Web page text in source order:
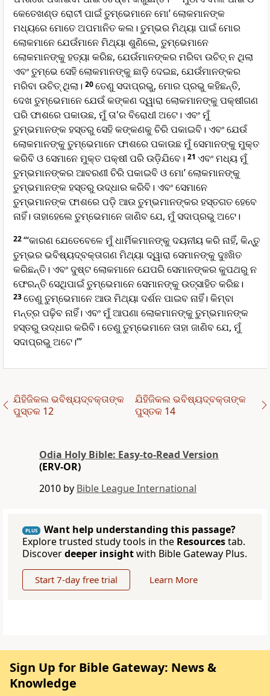
କେତେଖଣ୍ଡ ରୋଟୀ ପାଇଁ ତୁମ୍ଭେମାନେ ମୋ’ ଲୋକମାନଙ୍କ
ମଧ୍ୟରେ ମୋତେ ଅପମାନିତ କଲ। ତୁମ୍ଭର ମିଥ୍ୟା ପାଇଁ ମୋର
ଲୋକମାନେ ଯେଉଁମାନେ ମିଥ୍ୟା ଶୁଣିଲେ, ତୁମ୍ଭେମାନେ
ଲୋକମାନଙ୍କୁ ହତ୍ୟା କରିଛ, ଯେଉଁମାନଙ୍କର ମରିବା ଉଚିତ୍ ନ ଥିଲା
ଏବଂ ତୁମ୍ଭେ ସେହି ଲୋକମାନଙ୍କୁ ଛାଡ଼ି ଦେଇଛ, ଯେଉଁମାନଙ୍କର
ମରିବା ଉଚିତ୍ ଥିଲା। 20ତେଣୁ ସଦାପ୍ରଭୁ, ମୋର ପ୍ରଭୁ କହିଛନ୍ତି,
ଦେଖ ତୁମ୍ଭେମାନେ ଯେଉଁ କଙ୍କଣ ଦ୍ୱାରା ଲୋକମାନଙ୍କୁ ପକ୍ଷୀଗଣ
ପରି ଫାଶରେ ପକାଉଛ, ମୁଁ ତା'ର ବିରୋଧୀ ଅଟେ। ଏବଂ ମୁଁ
ତୁମ୍ଭମାନଙ୍କ ହସ୍ତରୁ ସେହି କଙ୍କଣକୁ ଚିରି ପକାଇବି। ଏବଂ ଯେଉଁ
ଲୋକମାନଙ୍କୁ ତୁମ୍ଭେମାନେ ଫାଶରେ ପକାଉଛ ମୁଁ ସେମାନଙ୍କୁ ମୁକ୍ତ
କରିବି ଓ ସେମାନେ ମୁକ୍ତ ପକ୍ଷୀ ପରି ଉଡ଼ିଯିବେ। 21 ଏବଂ ମଧ୍ୟ ମୁଁ
ତୁମ୍ଭମାନଙ୍କର ଆବରଣୀ ଚିରି ପକାଇବି ଓ ମୋ’ ଲୋକମାନଙ୍କୁ
ତୁମ୍ଭମାନଙ୍କ ହସ୍ତରୁ ଉଦ୍ଧାର କରିବି। ଏବଂ ସେମାନେ
ତୁମ୍ଭମାନଙ୍କ ଫାଶରେ ପଡ଼ି ଆଉ ତୁମ୍ଭମାନଙ୍କର ହସ୍ତଗତ ହେବେ
ନାହିଁ। ତାହାହେଲେ ତୁମ୍ଭେମାନେ ଜାଣିବ ଯେ, ମୁଁ ସଦାପ୍ରଭୁ ଅଟେ।
22“‘କାରଣ ଯେତେବେଳେ ମୁଁ ଧାର୍ମିକମାନଙ୍କୁ ଦୟନୀୟ କରି ନାହିଁ, କିନ୍ତୁ
ତୁମ୍ଭର ଭବିଷ୍ୟ‌ଦ୍‌ବକ୍ତାଗଣ ମିଥ୍ୟା ଦ୍ୱାରା ସେମାନଙ୍କୁ ଦୁଃଖିତ
କରିଛନ୍ତି। ଏବଂ ଦୁଷ୍ଟ ଲୋକମାନେ ଯେପରି ସେମାନଙ୍କର କୁପଥରୁ ନ
ଫେରନ୍ତି ସେଥିପାଇଁ ତୁମ୍ଭେମାନେ ସେମାନଙ୍କୁ ଉତ୍ସାହିତ କରିଛ।
23ତେଣୁ ତୁମ୍ଭେମାନେ ଆଉ ମିଥ୍ୟା ଦର୍ଶନ ପାଇବ ନାହିଁ। କିମ୍ବା
ମନ୍ତ୍ର ପଢ଼ିବ ନାହିଁ। ଏବଂ ମୁଁ ଆପଣା ଲୋକମାନଙ୍କୁ ତୁମ୍ଭମାନଙ୍କ
ହସ୍ତରୁ ଉଦ୍ଧାର କରିବି। ତେଣୁ ତୁମ୍ଭେମାନେ ତାହା ଜାଣିବ ଯେ, ମୁଁ
ସଦାପ୍ରଭୁ ଅଟେ।’”
ଯିହିଜିକଲ ଭବିଷ୍ୟ‌ଦ୍‌ବକ୍ତାଙ୍କ
ପୁସ୍ତକ 12
ଯିହିଜିକଲ ଭବିଷ୍ୟ‌ଦ୍‌ବକ୍ତାଙ୍କ
ପୁସ୍ତକ 14
Odia Holy Bible: Easy-to-Read Version
(ERV-OR)
2010 by Bible League International
PLUS
Want help understanding this passage?
Explore trusted study tools in the Resourcestab.
Discoverdeeper insightwith Bible Gateway Plus.
Start 7-day free trial Learn More
Sign Up for Bible Gateway: News &
Knowledge